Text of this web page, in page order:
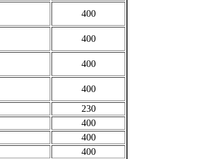
400
400
400
400
230
400
400
400